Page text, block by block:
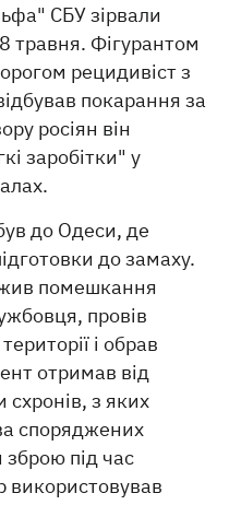
СБУ зірвали
травня. Фігурантом
рецидивіст з
покарання за
росіян він
заробітки" у
до Одеси, де
до замаху.
помешкання
провів
і обрав
отримав від
з яких
споряджених
під час
використовував